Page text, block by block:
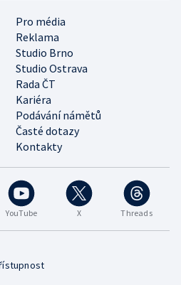
YouTube X Threads
Pro média
Reklama
Studio Brno
Studio Ostrava
Rada ČT
Kariéra
Podávání námětů
Časté dotazy
Kontakty